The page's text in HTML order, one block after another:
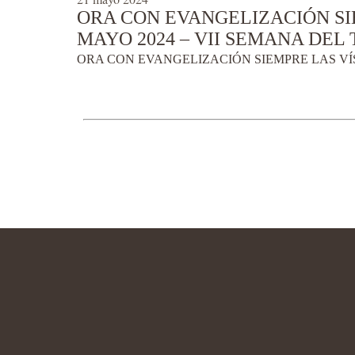
ORA CON EVANGELIZACIÓN
MAYO 2024 – VII SEMANA DEL
ORA CON EVANGELIZACIÓN SIEMPRE LAS